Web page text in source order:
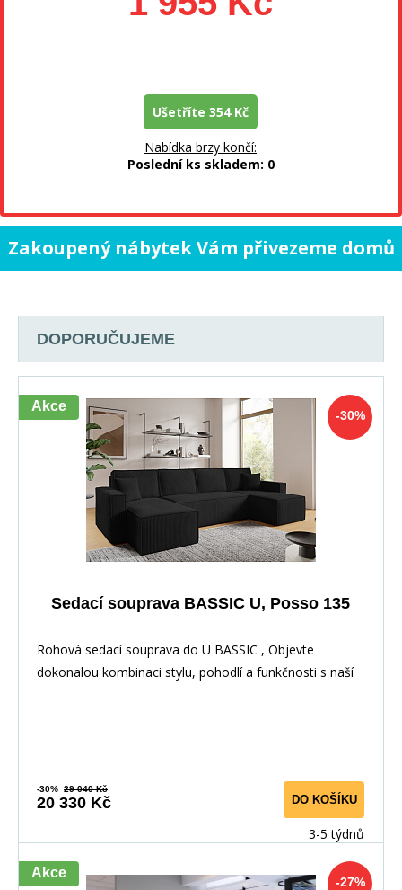
Ušetříte 354 Kč
Nabídka brzy končí:
Poslední ks skladem: 0
Zakoupený nábytek Vám přivezeme domů
DOPORUČUJEME
-30%
Akce
Sedací souprava BASSIC U, Posso 135
Rohová sedací souprava do U BASSIC , Objevte
dokonalou kombinaci stylu, pohodlí a funkčnosti s naší
-30% 29 040 Kč
20 330 Kč DO KOŠÍKU
3-5 týdnů
-27%
Akce